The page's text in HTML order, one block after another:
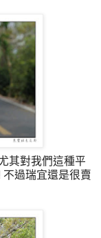
其對我們這種平
過瑞宜還是很賣